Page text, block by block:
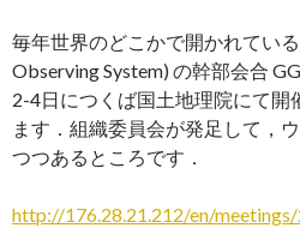
プ
毎年世界のどこかで開かれてい
Observing System) の幹部会合
2-4日につくば国土地理院にて開
ます．組織委員会が発足して，
つつあるところです．
http://176.28.21.212/en/